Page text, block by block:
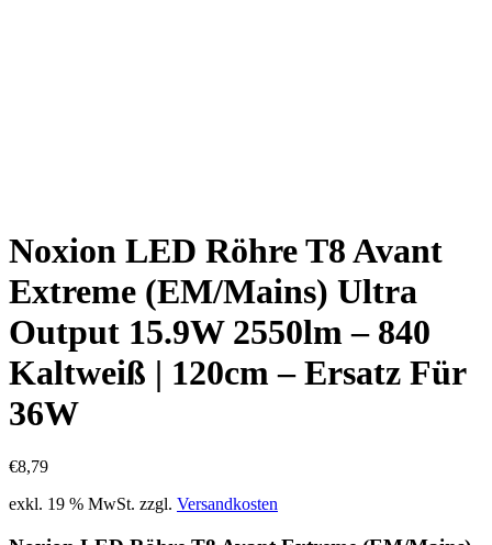
Noxion LED Röhre T8 Avant
Extreme (EM/Mains) Ultra
Output 15.9W 2550lm – 840
Kaltweiß | 120cm – Ersatz Für
36W
€8,79
exkl. 19 % MwSt. zzgl. Versandkosten